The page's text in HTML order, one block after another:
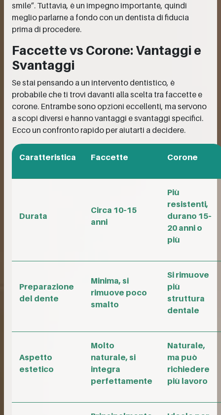
smile”. Tuttavia, è un impegno importante, quindi
meglio parlarne a fondo con un dentista di fiducia
prima di procedere.
Faccette vs Corone: Vantaggi e
Svantaggi
Se stai pensando a un intervento dentistico, è
probabile che ti trovi davanti alla scelta tra faccette e
corone. Entrambe sono opzioni eccellenti, ma servono
a scopi diversi e hanno vantaggi e svantaggi specifici.
Ecco un confronto rapido per aiutarti a decidere.
Caratteristica Faccette Corone
Durata
Circa 10–15
anni
Più
resistenti,
durano 15–
20 anni o
più
Preparazione
del dente
Minima, si
rimuove poco
smalto
Si rimuove
più
struttura
dentale
Aspetto
estetico
Molto
naturale, si
integra
perfettamente
Naturale,
ma può
richiedere
più lavoro